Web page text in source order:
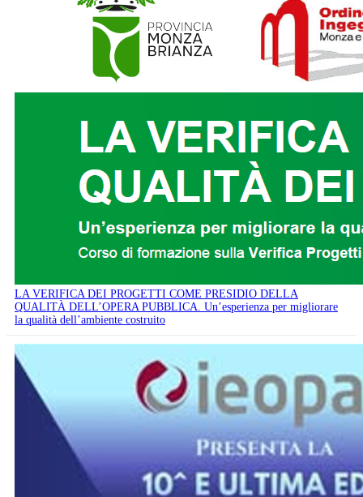
LA VERIFICA DEI PROGETTI COME PRESIDIO DELLA
QUALITÀ DELL’OPERA PUBBLICA. Un’esperienza per migliorare
la qualità dell’ambiente costruito